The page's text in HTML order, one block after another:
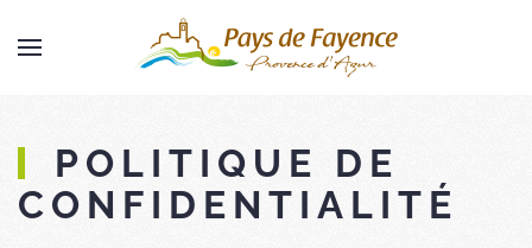
Skip to main content
POLITIQUE DE
CONFIDENTIALITÉ